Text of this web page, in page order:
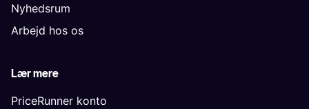
Nyhedsrum
Arbejd hos os
Lær mere
PriceRunner konto